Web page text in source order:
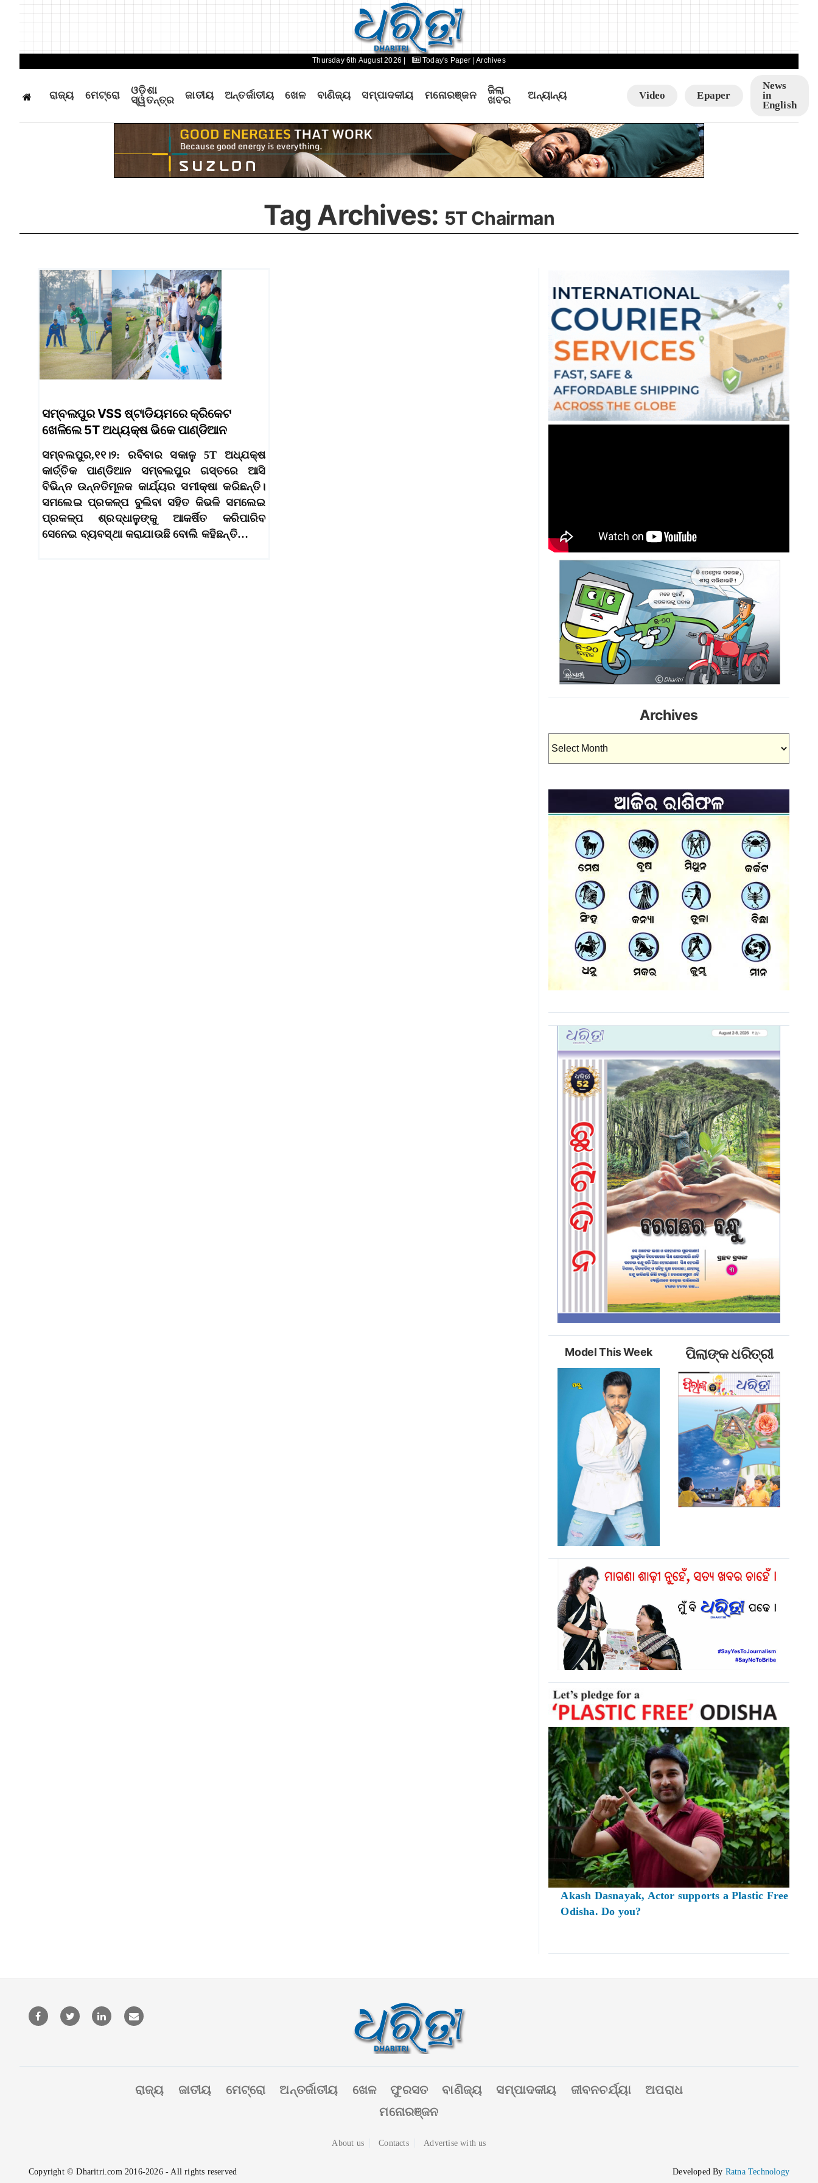
Thursday 6th August 2026 | Today's Paper | Archives
ରାଜ୍ୟ ମେଟ୍ରୋ
ଓଡ଼ିଶା
ସ୍ୱତନ୍ତ୍ର
ଜାତୀୟ ଅନ୍ତର୍ଜାତୀୟ ଖେଳ ବାଣିଜ୍ୟ ସମ୍ପାଦକୀୟ ମନୋରଞ୍ଜନ
ଜିଲା
ଖବର
ଅନ୍ୟାନ୍ୟ Video Epaper
News
in
English
Tag Archives: 5T Chairman
ସମ୍ବଲପୁର VSS ଷ୍ଟାଡିୟମରେ କ୍ରିକେଟ
ଖେଳିଲେ 5T ଅଧ୍ୟକ୍ଷ ଭିକେ ପାଣ୍ଡିଆନ
ସମ୍ବଲପୁର,୧୧।୨: ରବିବାର ସକାଳୁ 5T ଅଧ୍ଯକ୍ଷ
କାର୍ତ୍ତିକ ପାଣ୍ଡିଆନ ସମ୍ବଲପୁର ଗସ୍ତରେ ଆସି
ବିଭିନ୍ନ ଉନ୍ନତିମୂଳକ କାର୍ଯ୍ୟର ସମୀକ୍ଷା କରିଛନ୍ତି।
ସମଲେଇ ପ୍ରକଳ୍ପ ବୁଲିବା ସହିତ କିଭଳି ସମଲେଇ
ପ୍ରକଳ୍ପ ଶ୍ରଦ୍ଧାଳୁଙ୍କୁ ଆକର୍ଷିତ କରିପାରିବ
ସେନେଇ ବ୍ୟବସ୍ଥା କରାଯାଉଛି ବୋଲି କହିଛନ୍ତି…
Archives
Archives
Model This Week ପିଲାଙ୍କ ଧରିତ୍ରୀ
Akash Dasnayak, Actor supports a Plastic Free
Odisha. Do you?
ରାଜ୍ୟ ଜାତୀୟ ମେଟ୍ରୋ ଅନ୍ତର୍ଜାତୀୟ ଖେଳ ଫୁରସତ ବାଣିଜ୍ୟ ସମ୍ପାଦକୀୟ ଜୀବନଚର୍ଯ୍ୟା
ଅପରାଧ
ମନୋରଞ୍ଜନ
About us Contacts Advertise with us
Copyright © Dharitri.com 2016-2026 - All rights reserved Developed By Ratna Technology